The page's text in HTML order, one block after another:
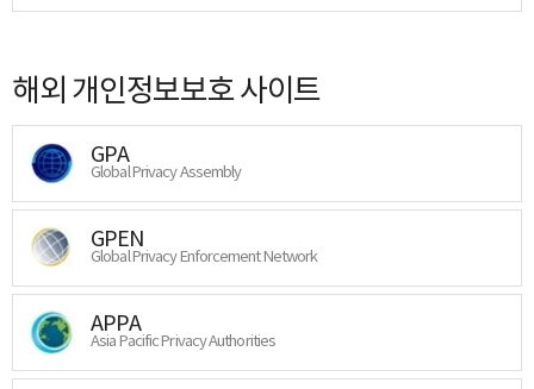
해외 개인정보보호 사이트
GPA
Global Privacy Assembly
GPEN
Global Privacy Enforcement Network
APPA
Asia Pacific Privacy Authorities